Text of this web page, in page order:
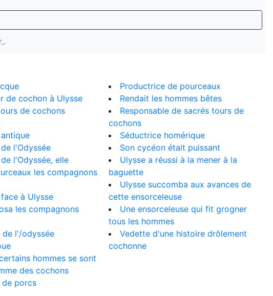
.
de cochon à Ulysse
de cochons
l'Odyssée
l'Odyssée, elle
les compagnons
à Ulysse
les compagnons
de l'/odyssée
hommes se sont
des cochons
porcs
Productrice de pourceaux
Rendait les hommes bêtes
Responsable de sacrés tours de
cochons
Séductrice homérique
Son cycéon était puissant
Ulysse a réussi à la mener à la
baguette
Ulysse succomba aux avances de
cette ensorceleuse
Une ensorceleuse qui fit grogner
tous les hommes
Vedette d'une histoire drôlement
cochonne